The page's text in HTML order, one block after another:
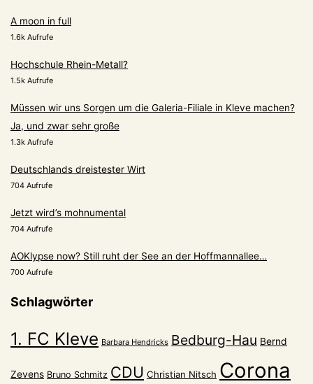
A moon in full
1.6k Aufrufe
Hochschule Rhein-Metall?
1.5k Aufrufe
Müssen wir uns Sorgen um die Galeria-Filiale in Kleve machen?
Ja, und zwar sehr große
1.3k Aufrufe
Deutschlands dreistester Wirt
704 Aufrufe
Jetzt wird’s mohnumental
704 Aufrufe
AOKlypse now? Still ruht der See an der Hoffmannallee…
700 Aufrufe
Schlagwörter
1. FC Kleve Barbara Hendricks Bedburg-Hau Bernd
Zevens Bruno Schmitz CDU Christian Nitsch Corona